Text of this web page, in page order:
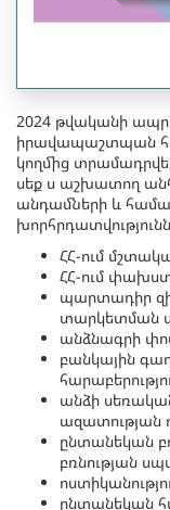
2024 թվականի
իրավապաշտպան
կողմից
սեք ս աշխատող
անդամների և
ՀՀ-ում
ՀՀ-ում
պարտադիր
տարկետման
անձնագրի
բանկային
անձի
ազատության
ընտանեկան
բռնության
ընտանեկան